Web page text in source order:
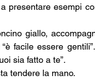
presentare esempi
giallo,
facile essere gentili”.
sia fatto a te”.
tendere la mano.